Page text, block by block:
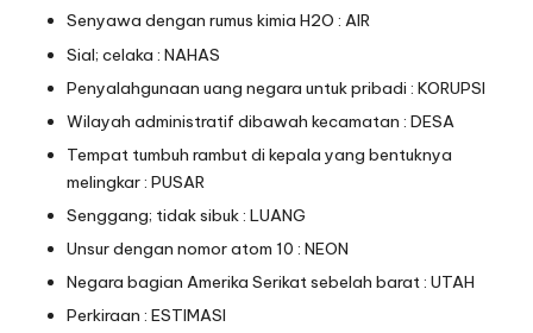
Senyawa dengan rumus kimia H2O : AIR
Sial; celaka : NAHAS
Penyalahgunaan uang negara untuk pribadi : KORUPSI
Wilayah administratif dibawah kecamatan : DESA
Tempat tumbuh rambut di kepala yang bentuknya
melingkar : PUSAR
Senggang; tidak sibuk : LUANG
Unsur dengan nomor atom 10 : NEON
Negara bagian Amerika Serikat sebelah barat : UTAH
Perkiraan : ESTIMASI